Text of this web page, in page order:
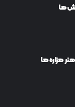
هزاره‌ها